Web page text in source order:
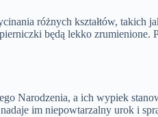
różnych kształtów, takich
będą lekko
Narodzenia, a ich wypiek
im niepowtarzalny urok i